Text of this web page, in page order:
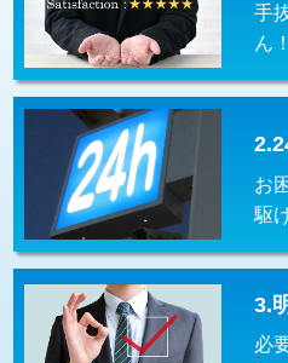
交換・取付（タンク）
交換・取付(単水栓（壁付・デッ
式）)
交換・取付(混合水栓（壁付・デ
式・ワンホール）)
交換・取付(排水栓・排水トラップ
（P/S/ポップアップ））
交換・取付（その他部品）
持込商品取付（単水栓）
手
ん！
お
駆
3.
必